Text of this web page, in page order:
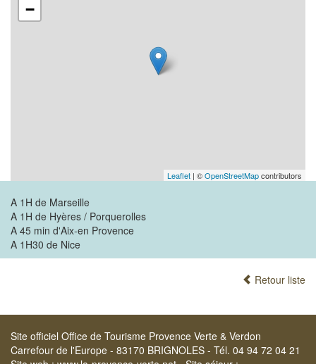
−
Leaflet | ©OpenStreetMapcontributors
A 1H de Marseille
A 1H de Hyères / Porquerolles
A 45 min d'Aix-en Provence
A 1H30 de Nice
Retour liste
Site officiel Office de Tourisme Provence Verte & Verdon
Carrefour de l'Europe - 83170 BRIGNOLES - Tél. 04 94 72 04 21